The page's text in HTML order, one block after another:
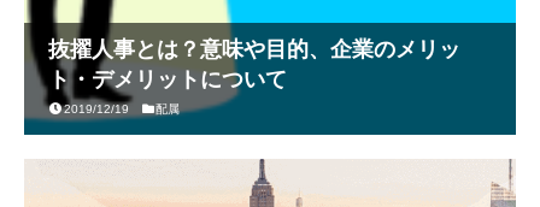
抜擢人事とは？意味や目的、企業のメリッ
ト・デメリットについて
2019/12/19 配属